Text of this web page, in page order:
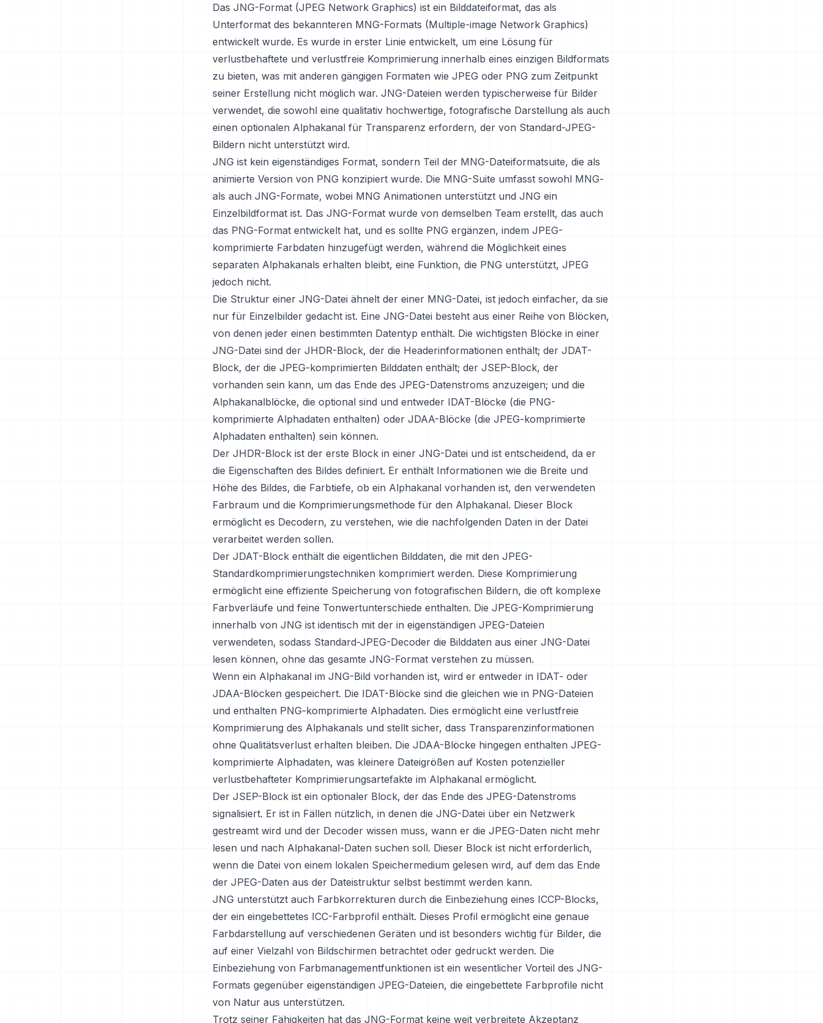
Das JNG-Format (JPEG Network Graphics) ist ein Bilddateiformat, das als
Unterformat des bekannteren MNG-Formats (Multiple-image Network Graphics)
entwickelt wurde. Es wurde in erster Linie entwickelt, um eine Lösung für
verlustbehaftete und verlustfreie Komprimierung innerhalb eines einzigen Bildformats
zu bieten, was mit anderen gängigen Formaten wie JPEG oder PNG zum Zeitpunkt
seiner Erstellung nicht möglich war. JNG-Dateien werden typischerweise für Bilder
verwendet, die sowohl eine qualitativ hochwertige, fotografische Darstellung als auch
einen optionalen Alphakanal für Transparenz erfordern, der von Standard-JPEG-
Bildern nicht unterstützt wird.
JNG ist kein eigenständiges Format, sondern Teil der MNG-Dateiformatsuite, die als
animierte Version von PNG konzipiert wurde. Die MNG-Suite umfasst sowohl MNG-
als auch JNG-Formate, wobei MNG Animationen unterstützt und JNG ein
Einzelbildformat ist. Das JNG-Format wurde von demselben Team erstellt, das auch
das PNG-Format entwickelt hat, und es sollte PNG ergänzen, indem JPEG-
komprimierte Farbdaten hinzugefügt werden, während die Möglichkeit eines
separaten Alphakanals erhalten bleibt, eine Funktion, die PNG unterstützt, JPEG
jedoch nicht.
Die Struktur einer JNG-Datei ähnelt der einer MNG-Datei, ist jedoch einfacher, da sie
nur für Einzelbilder gedacht ist. Eine JNG-Datei besteht aus einer Reihe von Blöcken,
von denen jeder einen bestimmten Datentyp enthält. Die wichtigsten Blöcke in einer
JNG-Datei sind der JHDR-Block, der die Headerinformationen enthält; der JDAT-
Block, der die JPEG-komprimierten Bilddaten enthält; der JSEP-Block, der
vorhanden sein kann, um das Ende des JPEG-Datenstroms anzuzeigen; und die
Alphakanalblöcke, die optional sind und entweder IDAT-Blöcke (die PNG-
komprimierte Alphadaten enthalten) oder JDAA-Blöcke (die JPEG-komprimierte
Alphadaten enthalten) sein können.
Der JHDR-Block ist der erste Block in einer JNG-Datei und ist entscheidend, da er
die Eigenschaften des Bildes definiert. Er enthält Informationen wie die Breite und
Höhe des Bildes, die Farbtiefe, ob ein Alphakanal vorhanden ist, den verwendeten
Farbraum und die Komprimierungsmethode für den Alphakanal. Dieser Block
ermöglicht es Decodern, zu verstehen, wie die nachfolgenden Daten in der Datei
verarbeitet werden sollen.
Der JDAT-Block enthält die eigentlichen Bilddaten, die mit den JPEG-
Standardkomprimierungstechniken komprimiert werden. Diese Komprimierung
ermöglicht eine effiziente Speicherung von fotografischen Bildern, die oft komplexe
Farbverläufe und feine Tonwertunterschiede enthalten. Die JPEG-Komprimierung
innerhalb von JNG ist identisch mit der in eigenständigen JPEG-Dateien
verwendeten, sodass Standard-JPEG-Decoder die Bilddaten aus einer JNG-Datei
lesen können, ohne das gesamte JNG-Format verstehen zu müssen.
Wenn ein Alphakanal im JNG-Bild vorhanden ist, wird er entweder in IDAT- oder
JDAA-Blöcken gespeichert. Die IDAT-Blöcke sind die gleichen wie in PNG-Dateien
und enthalten PNG-komprimierte Alphadaten. Dies ermöglicht eine verlustfreie
Komprimierung des Alphakanals und stellt sicher, dass Transparenzinformationen
ohne Qualitätsverlust erhalten bleiben. Die JDAA-Blöcke hingegen enthalten JPEG-
komprimierte Alphadaten, was kleinere Dateigrößen auf Kosten potenzieller
verlustbehafteter Komprimierungsartefakte im Alphakanal ermöglicht.
Der JSEP-Block ist ein optionaler Block, der das Ende des JPEG-Datenstroms
signalisiert. Er ist in Fällen nützlich, in denen die JNG-Datei über ein Netzwerk
gestreamt wird und der Decoder wissen muss, wann er die JPEG-Daten nicht mehr
lesen und nach Alphakanal-Daten suchen soll. Dieser Block ist nicht erforderlich,
wenn die Datei von einem lokalen Speichermedium gelesen wird, auf dem das Ende
der JPEG-Daten aus der Dateistruktur selbst bestimmt werden kann.
JNG unterstützt auch Farbkorrekturen durch die Einbeziehung eines ICCP-Blocks,
der ein eingebettetes ICC-Farbprofil enthält. Dieses Profil ermöglicht eine genaue
Farbdarstellung auf verschiedenen Geräten und ist besonders wichtig für Bilder, die
auf einer Vielzahl von Bildschirmen betrachtet oder gedruckt werden. Die
Einbeziehung von Farbmanagementfunktionen ist ein wesentlicher Vorteil des JNG-
Formats gegenüber eigenständigen JPEG-Dateien, die eingebettete Farbprofile nicht
von Natur aus unterstützen.
Trotz seiner Fähigkeiten hat das JNG-Format keine weit verbreitete Akzeptanz